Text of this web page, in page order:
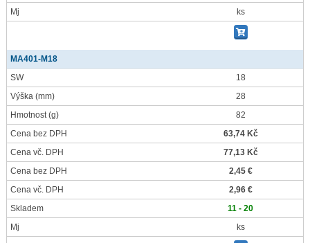
Mj
ks
MA401-M18
SW
18
Výška (mm)
28
Hmotnost(g)
82
Cena bez DPH
63,74 Kč
Cena vč. DPH
77,13 Kč
Cena bez DPH
2,45 €
Cena vč. DPH
2,96 €
Skladem
11 - 20
Mj
ks